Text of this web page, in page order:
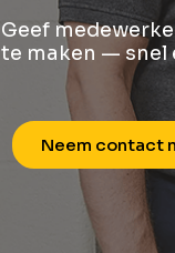
Geef
te maken — snel
Neem contact